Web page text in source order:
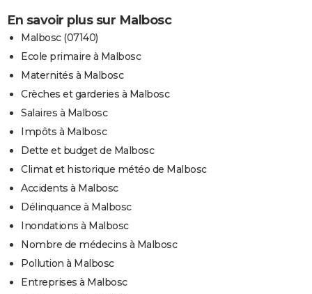
En savoir plus sur Malbosc
Malbosc (07140)
Ecole primaire à Malbosc
Maternités à Malbosc
Crèches et garderies à Malbosc
Salaires à Malbosc
Impôts à Malbosc
Dette et budget de Malbosc
Climat et historique météo de Malbosc
Accidents à Malbosc
Délinquance à Malbosc
Inondations à Malbosc
Nombre de médecins à Malbosc
Pollution à Malbosc
Entreprises à Malbosc